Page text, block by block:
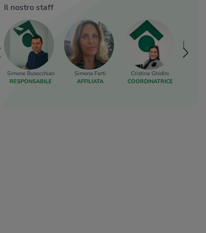
Il nostro staff
Simone Busecchian
RESPONSABILE
Simona Forti
AFFILIATA
Cristina Ghidini
COORDINATRICE